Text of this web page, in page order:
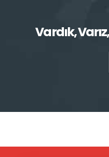
Vardık,